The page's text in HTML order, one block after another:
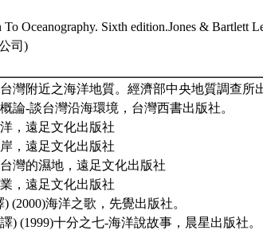
To Oceanography. Sixth edition.Jones & Bartlett
司)
灣附近之海洋地質。經濟部中央地質調查所
論-談台灣沿海環境，台灣西書出版社。
，遠足文化出版社
，遠足文化出版社
灣的濕地，遠足文化出版社
，遠足文化出版社
(2000)海洋之歌，先覺出版社。
) (1999)十分之七-海洋說故事，晨星出版社。